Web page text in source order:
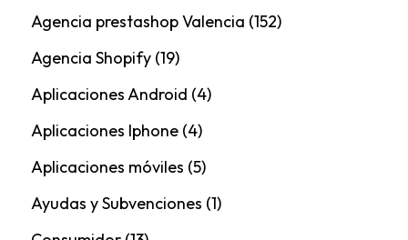
Agencia prestashop Valencia (152)
Agencia Shopify(19)
Aplicaciones Android (4)
Aplicaciones Iphone(4)
Aplicaciones móviles (5)
Ayudas y Subvenciones (1)